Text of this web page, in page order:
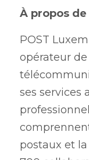
À propos
POST
opérateur
ses services
postaux et